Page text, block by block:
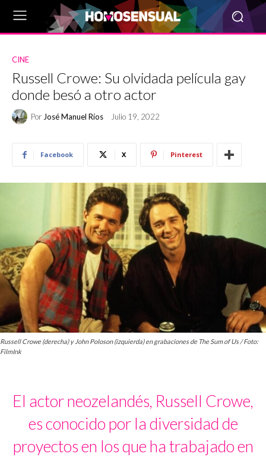
CINE
Russell Crowe: Su olvidada película gay
donde besó a otro actor
Por José Manuel Ríos Julio 19, 2022
Facebook X Pinterest
Russell Crowe (derecha) y John Poloson (izquierda) en grabaciones de The Sum of Us / Foto:
FilmInk
El actor neozelandés, Russell Crowe,
es conocido por la diversidad de
proyectos en los que ha trabajado en